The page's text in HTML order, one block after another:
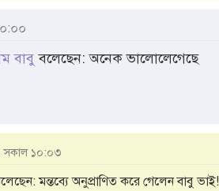
বাবু বলেছেন: অনেক ভালোলেগেছে
সকাল ১০:০৩
মন্তব্যে অনুপ্রাণিত করে গেলেন বাবু ভাই!